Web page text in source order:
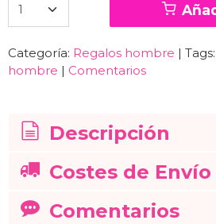
Categoría: Regalos hombre | Tags:
hombre | Comentarios
Descripción
Costes de Envío
Comentarios